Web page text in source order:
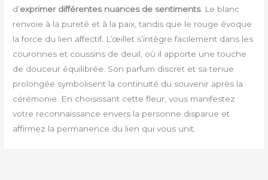
d’exprimer différentes nuances de sentiments. Le blanc
renvoie à la pureté et à la paix, tandis que le rouge évoque
la force du lien affectif. L’œillet s’intègre facilement dans les
couronnes et coussins de deuil, où il apporte une touche
de douceur équilibrée. Son parfum discret et sa tenue
prolongée symbolisent la continuité du souvenir après la
cérémonie. En choisissant cette fleur, vous manifestez
votre reconnaissance envers la personne disparue et
affirmez la permanence du lien qui vous unit.